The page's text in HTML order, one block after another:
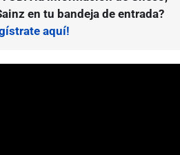
en tu bandeja de entrada?
aquí!